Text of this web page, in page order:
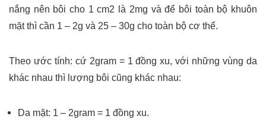
nắng nên bôi cho 1 cm2 là 2mg và để bôi toàn bộ khuôn
mặt thì cần 1 – 2g và 25 – 30g cho toàn bộ cơ thể.
Theo ước tính: cứ 2gram = 1 đồng xu, với những vùng da
khác nhau thì lượng bôi cũng khác nhau:
Da mặt: 1 – 2gram = 1 đồng xu.